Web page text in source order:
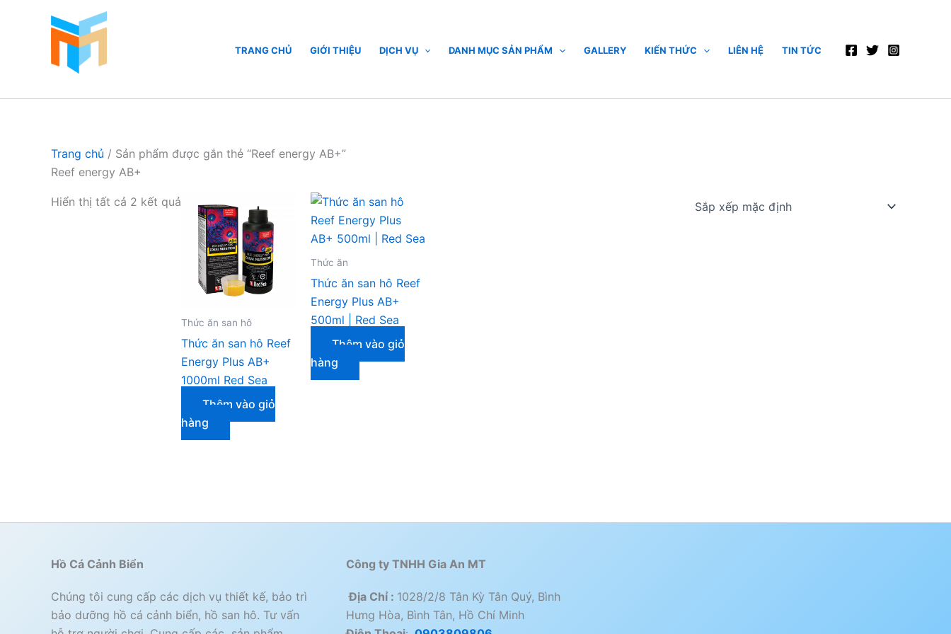
TRANG CHỦ GIỚI THIỆU DỊCH VỤ DANH MỤC SẢN PHẨM GALLERY KIẾN THỨC LIÊN HỆ TIN TỨC
Trang chủ / Sản phẩm được gắn thẻ “Reef energy AB+”
Reef energy AB+
Hiển thị tất cả 2 kết quả
Thức ăn san hô
Thức ăn san hô Reef
Energy Plus AB+
1000ml Red Sea
Thêm vào giỏ
hàng
Thức ăn
Thức ăn san hô Reef
Energy Plus AB+
500ml | Red Sea
Thêm vào giỏ
hàng
Hồ Cá Cảnh Biển
Chúng tôi cung cấp các dịch vụ thiết kế, bảo trì
bảo dưỡng hồ cá cảnh biển, hồ san hô. Tư vấn
Công ty TNHH Gia An MT
Địa Chỉ : 1028/2/8 Tân Kỳ Tân Quý, Bình
Hưng Hòa, Bình Tân, Hồ Chí Minh